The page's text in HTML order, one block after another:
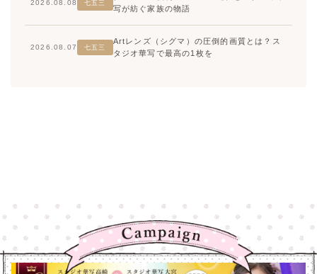
2026.08.08 七五三
写が紡ぐ家族の物語
2026.08.07 七五三
Artレンズ（シグマ）の圧倒的画質とは？ス
タジオ華写で最高の1枚を
高崎店
高崎店